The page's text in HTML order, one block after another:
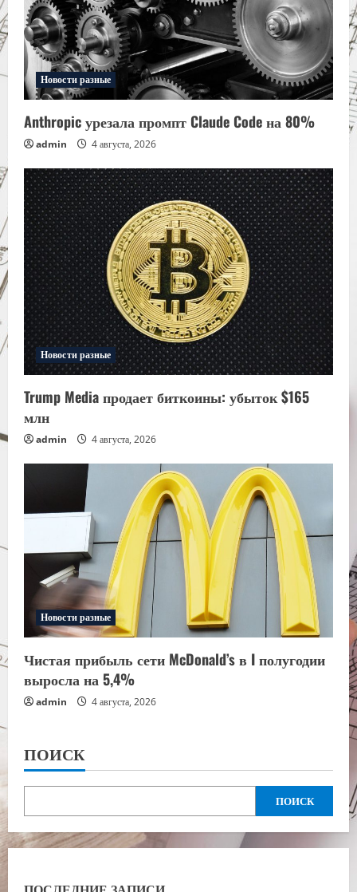
Новости разные
Anthropic урезала промпт Claude Code на 80%
admin 4 августа, 2026
Новости разные
Trump Media продает биткоины: убыток $165
млн
admin 4 августа, 2026
Новости разные
Чистая прибыль сети McDonald’s в I полугодии
выросла на 5,4%
admin 4 августа, 2026
ПОИСК
ПОИСК